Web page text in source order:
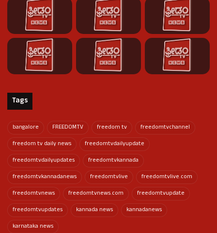
Tags
bangalore FREEDOMTV freedom tv
freedomtvchannel
freedom tv daily news
freedomtvdailyupdate
freedomtvdailyupdates
freedomtvkannada
freedomtvkannadanews
freedomtvlive
freedomtvlive.com
freedomtvnews
freedomtvnews.com
freedomtvupdate
freedomtvupdates
kannada news
kannadanews
karnataka news